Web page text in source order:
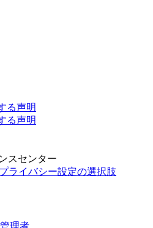
る声明
る声明
スセンター
ライバシー設定の選択肢
理者